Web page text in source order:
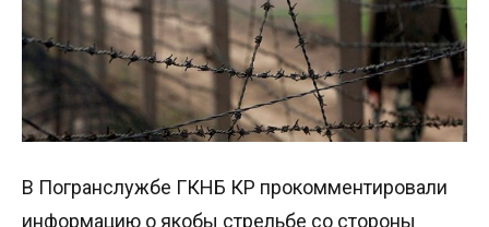
В Погранслужбе ГКНБ КР прокомментировали
информацию о якобы стрельбе со стороны